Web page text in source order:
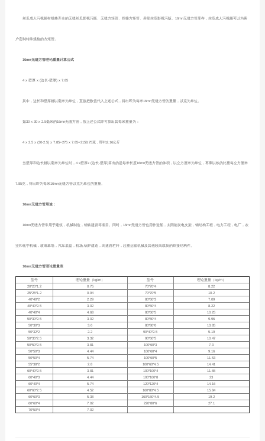
丝瓜成人污视频有规格齐全的无缝丝瓜影视污版、无缝方矩管、焊接方矩管、异形丝瓜影视污版、16mn无缝方管库存，丝瓜成人污视频可以为客
户定制特殊规格的方矩管。
16mn无缝方管理论重量计算公式
4 x 壁厚 x (边长-壁厚) x 7.85
其中，边长和壁厚都以毫米为单位，直接把数值代入上述公式，得出即为每米16mn无缝方管的重量，以克为单位。
如30 x 30 x 2.5毫米的16mn无缝方管，按上述公式即可算出其每米重量为：
4 x 2.5 x (30-2.5) x 7.85=275 x 7.85=2158.75克，即约2.16公斤
当壁厚和边长都以毫米为单位时，4 x壁厚x (边长-壁厚)算出的是每米长度16mn无缝方管的体积，以立方厘米为单位，再乘以铁的比重每立方厘米
7.85克，得出即为每米16mn无缝方管以克为单位的重量。
16mn无缝方管用途：
16mn无缝方管常用于建筑，机械制造，钢铁建设等项目。同时，16mn无缝方管也用作造船，太阳能发电支架，钢结构工程，电力工程，电厂，农
业和化学机械，玻璃幕墙，汽车底盘，机场,锅炉建造，高速路栏杆，起重运输机械及其他较高载荷的焊接结构件。
16mn无缝方管理论重量表
型号 理论重量（kg/m） 型号
理论重量（kg/m）
20*20*1.2
0.75 70*70*4
8.22
25*25*1.2
0.94 70*70*5
10.2
40*40*2
2.29 80*60*3
7.09
40*40*2.5
3.02 80*60*4
8.22
40*40*4
4.68 80*60*5
10.25
50*30*2.5
3.02 80*80*4
9.96
50*30*3
3.6 80*80*6
13.85
50*32*2
2.2 90*40*2.5
5.19
50*35*2.5
3.32 90*60*5
10.47
50*50*2.5
3.81 100*60*3
7.3
50*50*3
4.44 100*60*4
9.16
50*50*4
5.74 100*60*5
11.53
55*38*2
2.8 100*60*4.5
14.41
60*40*2.5
3.81 100*100*4
11.65
60*40*3
4.44 100*100*8
23
60*40*4
5.74 120*120*4
14.16
60*60*2.5
4.52 160*80*4.5
15.84
60*60*3
5.38 160*160*4.5
19.2
60*60*4
7.02 220*80*6
27.1
70*50*4
7.02